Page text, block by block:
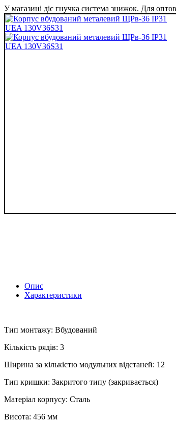
У магазині діє гнучка система знижок. Для
Опис
Характеристики
Тип монтажу: Вбудований
Кількість рядів: 3
Ширина за кількістю модульних відстаней: 12
Тип кришки: Закритого типу (закривається)
Матеріал корпусу: Сталь
Висота: 456 мм